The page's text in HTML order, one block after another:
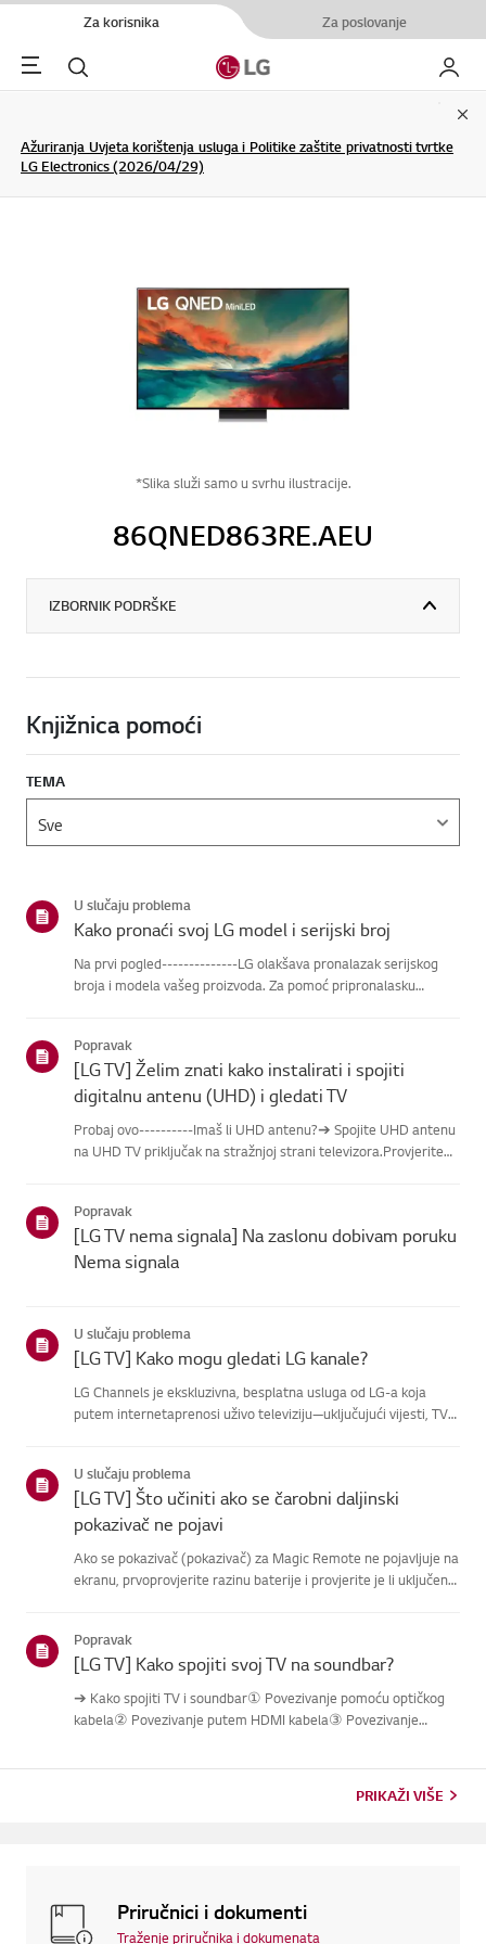
Za korisnika Za poslovanje
Menu Pretraživanje My LG
Ažuriranja Uvjeta korištenja usluga i Politike zaštite privatnosti tvrtke
LG Electronics (2026/04/29)
*Slika služi samo u svrhu ilustracije.
86QNED863RE.AEU
IZBORNIK PODRŠKE
Knjižnica pomoći
TEMA
U slučaju problema
Kako pronaći svoj LG model i serijski broj
Na prvi pogled--------------LG olakšava pronalazak serijskog
broja i modela vašeg proizvoda. Za pomoć pripronalasku
napravlje...
Popravak
[LG TV] Želim znati kako instalirati i spojiti
digitalnu antenu (UHD) i gledati TV
Probaj ovo----------Imaš li UHD antenu?➔ Spojite UHD antenu
na UHD TV priključak na stražnjoj strani televizora.Provjerite
Popravak
[LG TV nema signala] Na zaslonu dobivam poruku
Nema signala
U slučaju problema
[LG TV] Kako mogu gledati LG kanale?
LG Channels je ekskluzivna, besplatna usluga od LG-a koja
putem internetaprenosi uživo televiziju—uključujući vijesti, TV
tipkikanala...
U slučaju problema
[LG TV] Što učiniti ako se čarobni daljinski
pokazivač ne pojavi
Ako se pokazivač (pokazivač) za Magic Remote ne pojavljuje na
ekranu, prvoprovjerite razinu baterije i provjerite je li uključena
Popravak
[LG TV] Kako spojiti svoj TV na soundbar?
➔ Kako spojiti TV i soundbar① Povezivanje pomoću optičkog
kabela② Povezivanje putem HDMI kabela③ Povezivanje
PRIKAŽI VIŠE
Priručnici i dokumenti
Traženje priručnika i dokumenata